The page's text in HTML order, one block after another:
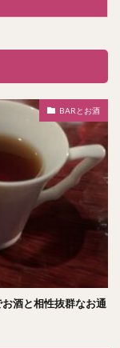
BARとお酒
酒と相性抜群なお通